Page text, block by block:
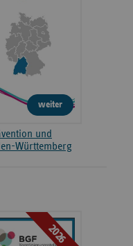
weiter
und
Württemberg
2026